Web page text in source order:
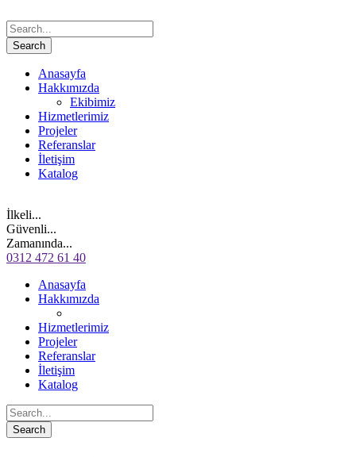
Anasayfa
Hakkımızda
Ekibimiz
Hizmetlerimiz
Projeler
Referanslar
İletişim
Katalog
İlkeli...
Güvenli...
Zamanında...
0312 472 61 40
Anasayfa
Hakkımızda
Hizmetlerimiz
Projeler
Referanslar
İletişim
Katalog